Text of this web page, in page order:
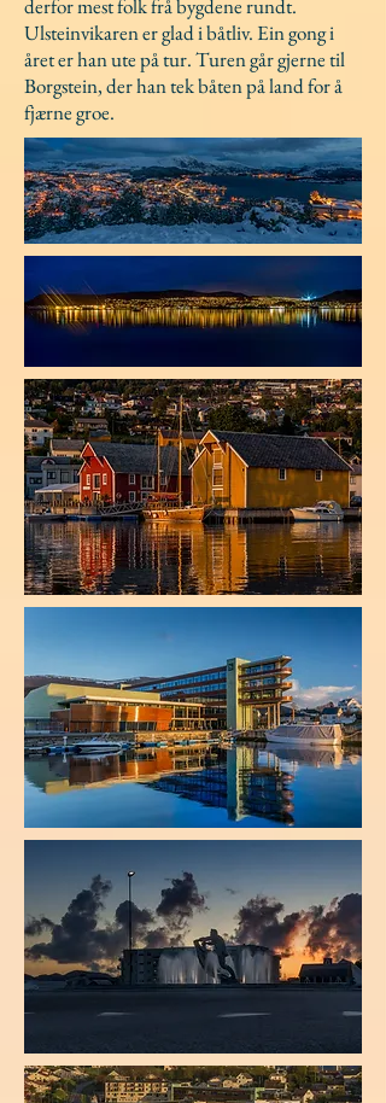
derfor mest folk frå bygdene rundt.
Ulsteinvikaren er glad i båtliv. Ein gong i
året er han ute på tur. Turen går gjerne til
Borgstein, der han tek båten på land for å
fjærne groe.